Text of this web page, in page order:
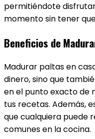
permitiéndote
momento sin tener
Beneficios de
Madurar paltas en
dinero, sino que
en el punto exacto de
tus recetas. Además,
que cualquiera puede
comunes en la cocina.